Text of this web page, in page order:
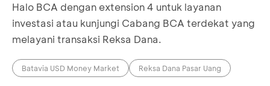
Halo BCA dengan extension 4 untuk layanan
investasi atau kunjungi Cabang BCA terdekat yang
melayani transaksi Reksa Dana.
Batavia USD Money Market Reksa Dana Pasar Uang